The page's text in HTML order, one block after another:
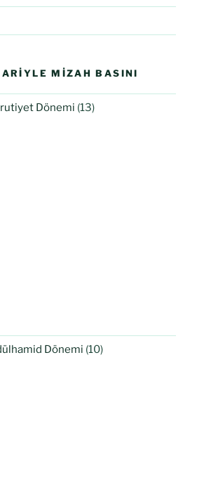
MIZAH BASINI
Dönemi (13)
Dönemi (10)